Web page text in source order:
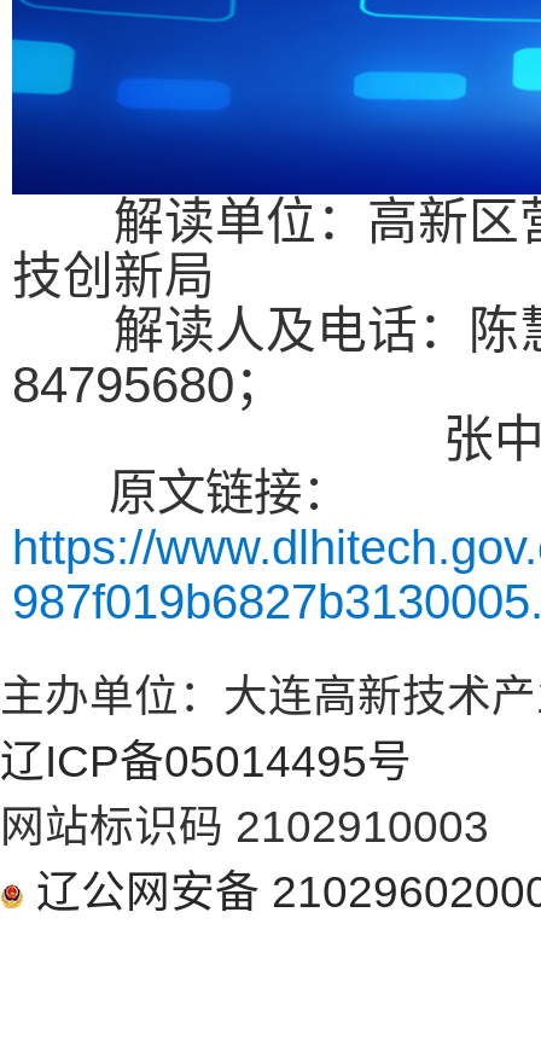
解读单位：高新区
技创新局
解读人及电话：陈
84795680；
张中赢（第4
原文链接：
https://
主办单位：大连高新技术
辽ICP备05014495号
网站标识码 2102910003
辽公网安备